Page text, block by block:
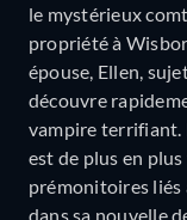
le mystérieux
propriété à
épouse, Ellen,
découvre
vampire terrifiant.
est de plus en
prémonitoires liés
dans sa nouvelle